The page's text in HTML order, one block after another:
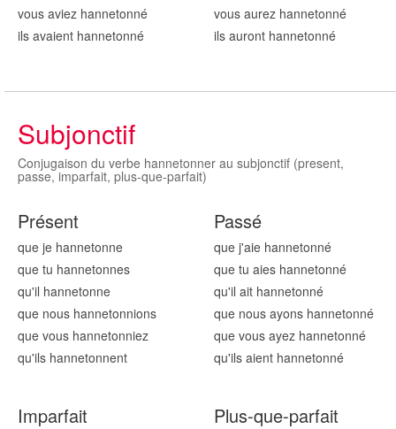
vous aviez hannetonné
ils avaient hannetonné
vous aurez hannetonné
ils auront hannetonné
Subjonctif
Conjugaison du verbe hannetonner au subjonctif (present,
passe, imparfait, plus-que-parfait)
Présent
que je hannetonne
que tu hannetonnes
qu'il hannetonne
que nous hannetonnions
que vous hannetonniez
qu'ils hannetonnent
Passé
que j'aie hannetonné
que tu aies hannetonné
qu'il ait hannetonné
que nous ayons hannetonné
que vous ayez hannetonné
qu'ils aient hannetonné
Imparfait Plus-que-parfait